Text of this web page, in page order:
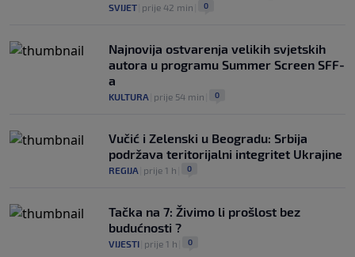
SVIJET prije 42 min 0
Najnovija ostvarenja velikih svjetskih
autora u programu Summer Screen SFF-
a
KULTURA prije 54 min 0
Vučić i Zelenski u Beogradu: Srbija
podržava teritorijalni integritet Ukrajine
REGIJA prije 1 h 0
Tačka na 7: Živimo li prošlost bez
budućnosti ?
VIJESTI prije 1 h 0